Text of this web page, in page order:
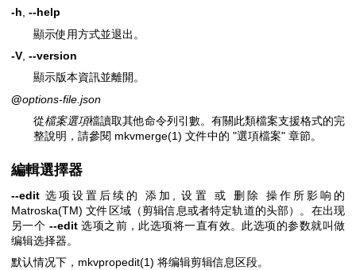
-h, --help
顯示使用方式並退出。
-V --version
顯示版本資訊並離開。
@options-file.json
從檔案選項檔讀取其他命令列引數。有關此類檔案支援格式的完
整說明，請參閱 mkvmerge(1) 文件中的 "選項檔案" 章節。
編輯選擇器
--edit 选项设置后续的 添加, 设置 或 删除 操作所影响的
Matroska(TM) 文件区域（剪辑信息或者特定轨道的头部）。在出现
另一个 --edit选项之前，此选项将一直有效。此选项的参数就叫做
编辑选择器。
默认情况下， mkvpropedit(1) 将编辑剪辑信息区段。